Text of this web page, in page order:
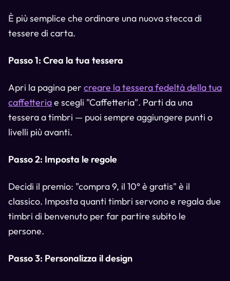
È più semplice che ordinare una nuova stecca di
tessere di carta.
Passo 1: Crea la tua tessera
Apri la pagina per creare la tessera fedeltà della tua
caffetteriae scegli "Caffetteria". Parti da una
tessera a timbri — puoi sempre aggiungere punti o
livelli più avanti.
Passo 2: Imposta le regole
Decidi il premio: "compra 9, il 10° è gratis" è il
classico. Imposta quanti timbri servono e regala due
timbri di benvenuto per far partire subito le
persone.
Passo 3: Personalizza il design